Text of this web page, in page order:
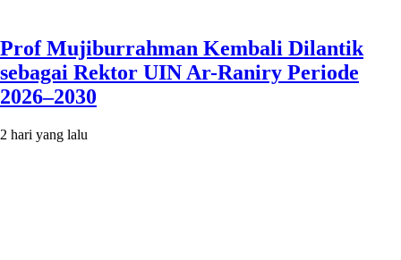
Prof Mujiburrahman Kembali Dilantik
sebagai Rektor UIN Ar-Raniry Periode
2026–2030
2 hari yang lalu